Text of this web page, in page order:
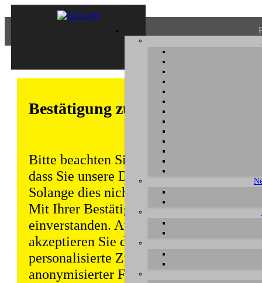
Bestätigung zum Datenschutz
Bitte beachten Sie, dass einige
dass Sie unsere Datenschutzerklärung
Solange dies nicht erfolgt, wird dieser
Mit Ihrer Bestätigung sind Sie auch mit
einverstanden. Auch unabhängig von
akzeptieren Sie durch die weitere
personalisierte Zugriffsdaten gemäß
anonymisierter Form gespeichert und